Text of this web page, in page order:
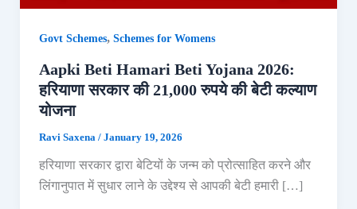
Govt Schemes, Schemes for Womens
Aapki Beti Hamari Beti Yojana 2026:
हरियाणा सरकार की 21,000 रुपये की बेटी कल्याण
योजना
Ravi Saxena / January 19, 2026
हरियाणा सरकार द्वारा बेटियों के जन्म को प्रोत्साहित करने और
लिंगानुपात में सुधार लाने के उद्देश्य से आपकी बेटी हमारी […]